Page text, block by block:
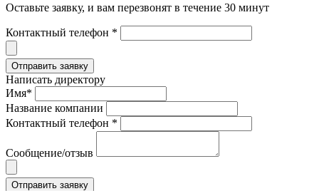
Оставьте заявку, и вам перезвонят в течение 30 минут
Контактный телефон *
Написать директору
Имя*
Название компании
Контактный телефон *
Сообщение/отзыв